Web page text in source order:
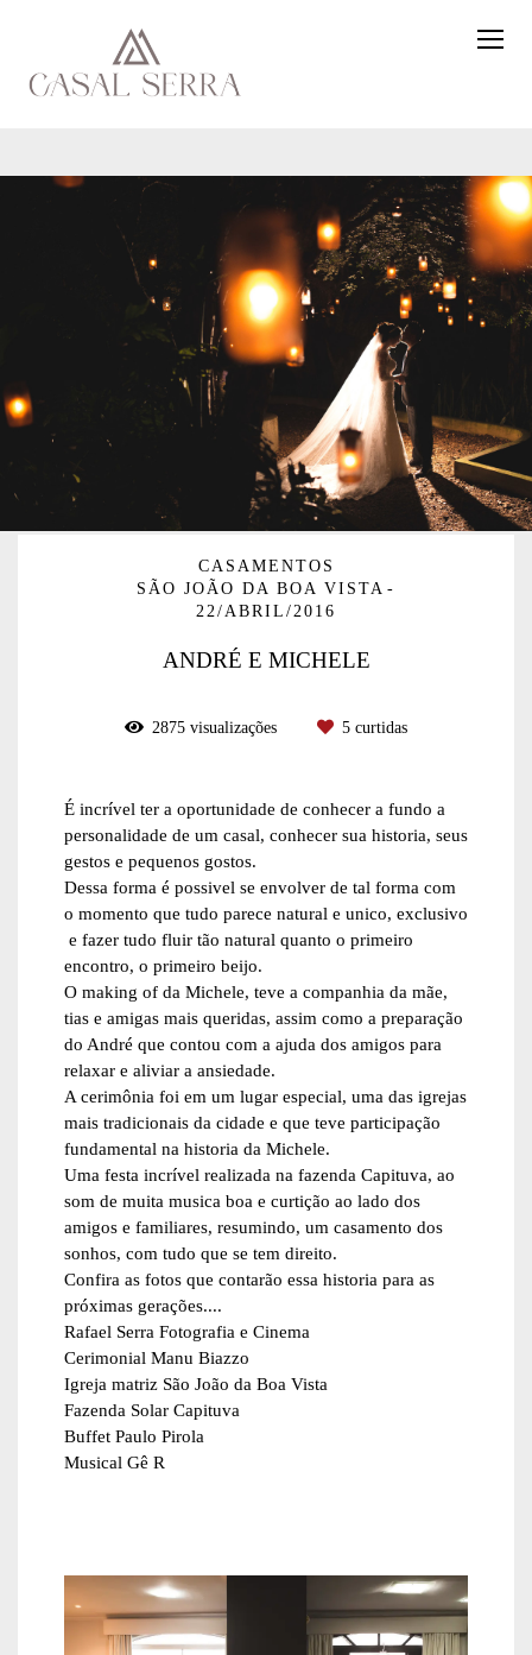
CASAMENTOS
SÃO JOÃO DA BOA VISTA
22/ABRIL/2016
ANDRÉ E MICHELE
2875 visualizações 5 curtidas
É incrível ter a oportunidade de conhecer a fundo a
personalidade de um casal, conhecer sua historia, seus
gestos e pequenos gostos.
Dessa forma é possivel se envolver de tal forma com
o momento que tudo parece natural e unico, exclusivo
e fazer tudo fluir tão natural quanto o primeiro
encontro, o primeiro beijo.
O making of da Michele, teve a companhia da mãe,
tias e amigas mais queridas, assim como a preparação
do André que contou com a ajuda dos amigos para
relaxar e aliviar a ansiedade.
A cerimônia foi em um lugar especial, uma das igrejas
mais tradicionais da cidade e que teve participação
fundamental na historia da Michele.
Uma festa incrível realizada na fazenda Capituva, ao
som de muita musica boa e curtição ao lado dos
amigos e familiares, resumindo, um casamento dos
sonhos, com tudo que se tem direito.
Confira as fotos que contarão essa historia para as
próximas gerações....
Rafael Serra Fotografia e Cinema
Cerimonial Manu Biazzo
Igreja matriz São João da Boa Vista
Fazenda Solar Capituva
Buffet Paulo Pirola
Musical Gê R